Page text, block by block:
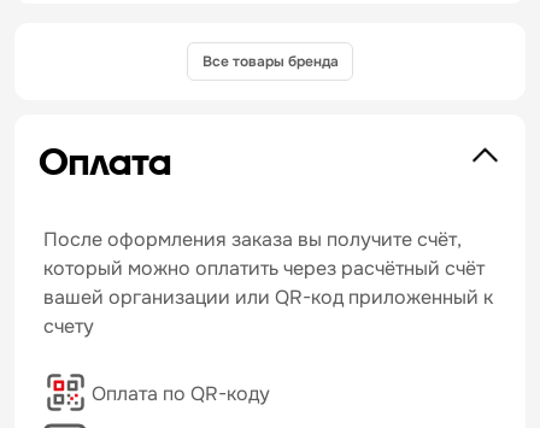
Все товары бренда
Оплата
После оформления заказа вы получите счёт,
который можно оплатить через расчётный счёт
вашей организации или QR-код приложенный к
счету
Оплата по QR-коду